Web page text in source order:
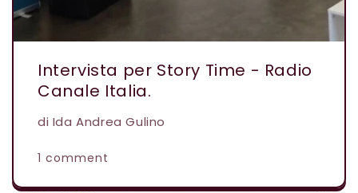
Intervista per Story Time - Radio
Canale Italia.
di Ida Andrea Gulino
1 comment